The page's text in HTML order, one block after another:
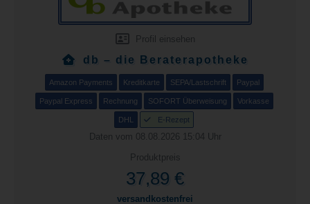
Profil einsehen
db – die Beraterapotheke
Amazon Payments Kreditkarte SEPA/Lastschrift Paypal
Paypal Express Rechnung SOFORT Überweisung Vorkasse
DHL E-Rezept
Daten vom 08.08.2026 15:04 Uhr
Produktpreis
37,89 €
versandkostenfrei